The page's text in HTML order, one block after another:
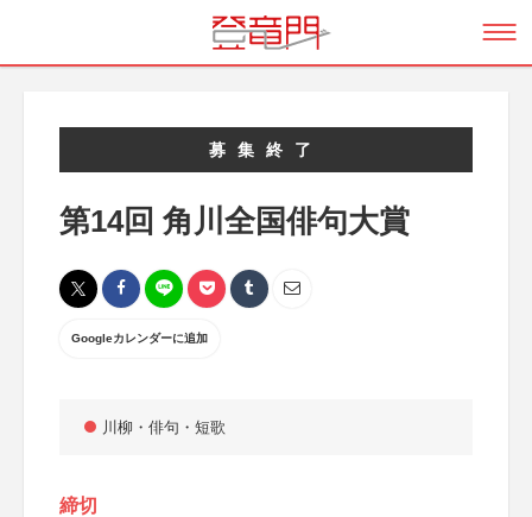
募集終了
第14回 角川全国俳句大賞
Googleカレンダーに追加
川柳・俳句・短歌
締切